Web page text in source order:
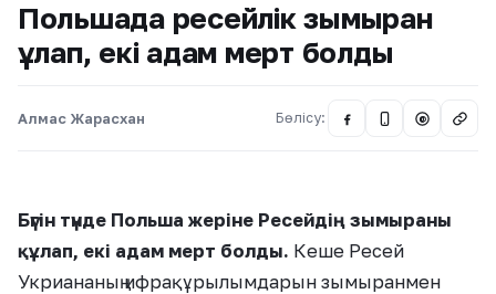
Польшада ресейлік зымыран
құлап, екі адам мерт болды
Алмас Жарасхан Бөлісу: @
Бүгін түнде Польша жеріне Ресейдің зымыраны
құлап, екі адам мерт болды. Кеше Ресей
Укриананың ифрақұрылымдарын зымыранмен